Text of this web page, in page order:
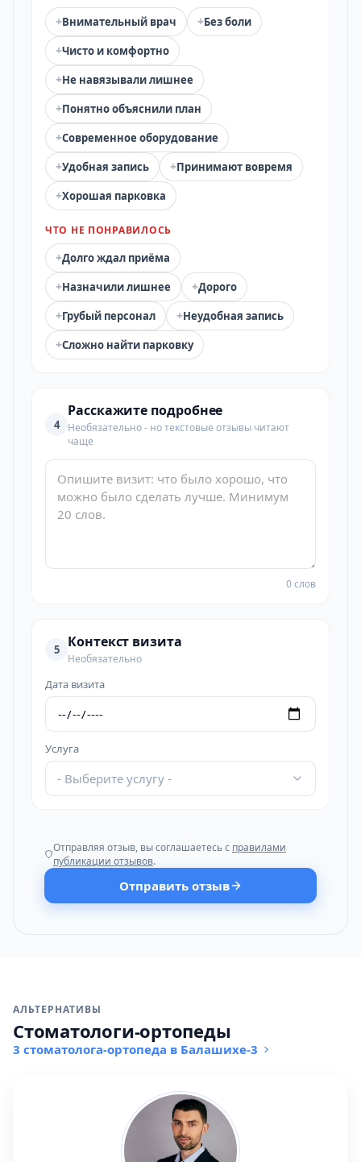
+Внимательный врач +Без боли
+Чисто и комфортно
+Не навязывали лишнее
+Понятно объяснили план
+Современное оборудование
+Удобная запись +Принимают вовремя
+Хорошая парковка
ЧТО НЕ ПОНРАВИЛОСЬ
+Долго ждал приёма
+Назначили лишнее +Дорого
+Грубый персонал +Неудобная запись
+Сложно найти парковку
4
Расскажите подробнее
Необязательно - но текстовые отзывы читают
чаще
0 слов
5 Контекст визита
Необязательно
Дата визита
Услуга
- Выберите услугу -
Отправляя отзыв, вы соглашаетесь с правилами
публикации отзывов.
Отправить отзыв
АЛЬТЕРНАТИВЫ
Стоматологи-ортопеды
3 стоматолога-ортопеда в Балашихе-3